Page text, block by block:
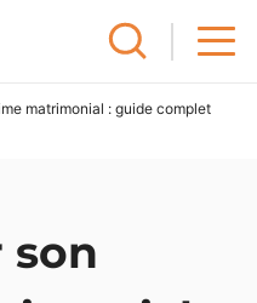
matrimonial : guide complet
son